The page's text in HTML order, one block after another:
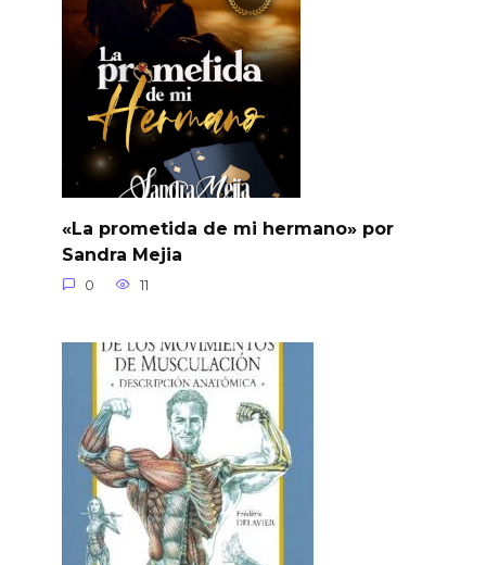
«La prometida de mi hermano» por
Sandra Mejia
0 11